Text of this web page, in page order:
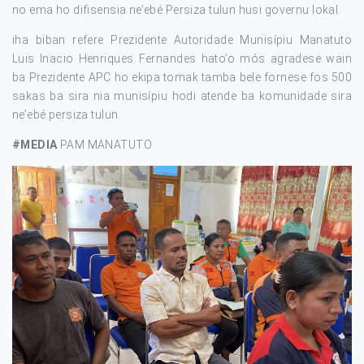
no ema ho difisensia ne’ebé Persiza tulun husi governu lokal.
iha biban refere Prezidente Autoridade Munisípiu Manatuto
Luis Inacio Henriques Fernandes hato’o mós agradese wain
ba Prezidente APC ho ekipa tomak tamba bele fornese fos 500
sakas ba sira nia munisípiu hodi atende ba komunidade sira
ne’ebé persiza tulun.
#MEDIA PAM MANATUTO